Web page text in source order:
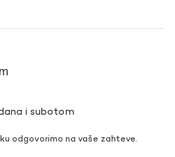
i subotom
odgovorimo na vaše zahteve.